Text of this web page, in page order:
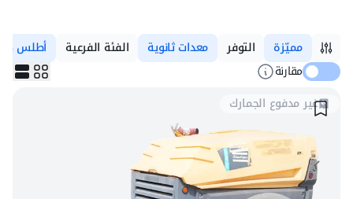
مميّزة التوفر معدات ثانوية الفئة الفرعية
أطلس
مقارنة
غير مدفوع الجمارك